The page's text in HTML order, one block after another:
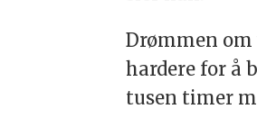
Drømmen
hardere for å
tusen timer